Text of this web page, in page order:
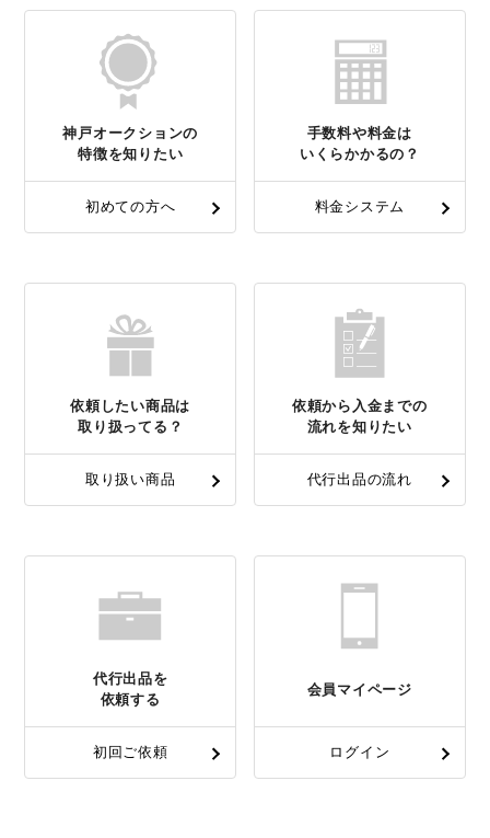
神戸オークションの
特徴を知りたい
初めての方へ
手数料や料金は
いくらかかるの？
料金システム
依頼したい商品は
取り扱ってる？
取り扱い商品
依頼から入金までの
流れを知りたい
代行出品の流れ
代行出品を
依頼する
初回ご依頼
会員マイページ
ログイン